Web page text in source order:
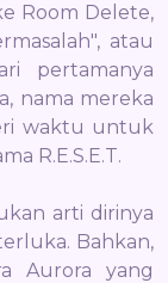
Room Delete,
atau
pertamanya
nama mereka
waktu untuk
R.E.S.E.T.
arti dirinya
Bahkan,
Aurora yang